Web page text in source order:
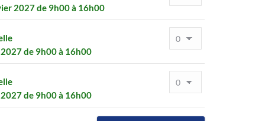
2027 de 9h00 à 16h00
de 9h00 à 16h00
de 9h00 à 16h00